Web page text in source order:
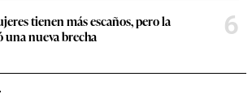
tienen más escaños, pero la
nueva brecha
6